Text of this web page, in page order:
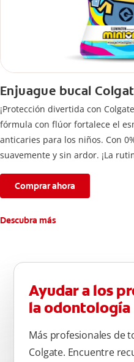
Enjuague bucal
¡Protección divertida con
fórmula con flúor fortalece el
anticaries para los niños. Con
suavemente y sin ardor. ¡La
Comprar ahora
Descubra más
Ayudar a los
la odontología
Más profesionales de
Colgate. Encuentre